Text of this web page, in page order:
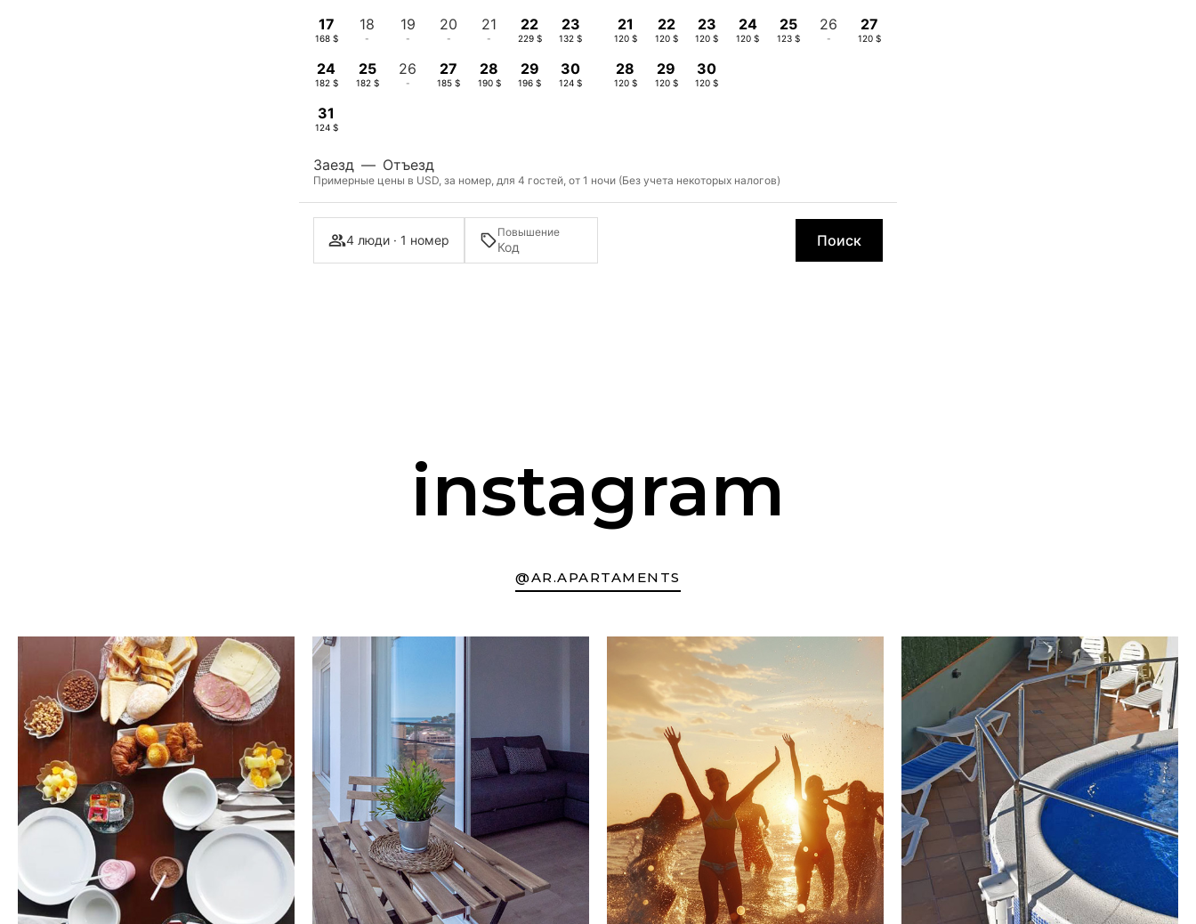
17
168 $
18
-
19
-
20
-
21
-
22
229 $
23
132 $
24
182 $
25
182 $
26
-
27
185 $
28
190 $
29
196 $
30
124 $
31
124 $
21
120 $
22
120 $
23
120 $
24
120 $
25
123 $
26
-
27
120 $
28
120 $
29
120 $
30
120 $
Заезд — Отъезд
Примерные цены в USD, за номер, для 4 гостей, от 1 ночи (Без учета некоторых налогов)
4 люди · 1 номер Повышение Поиск
instagram
@AR.APARTAMENTS